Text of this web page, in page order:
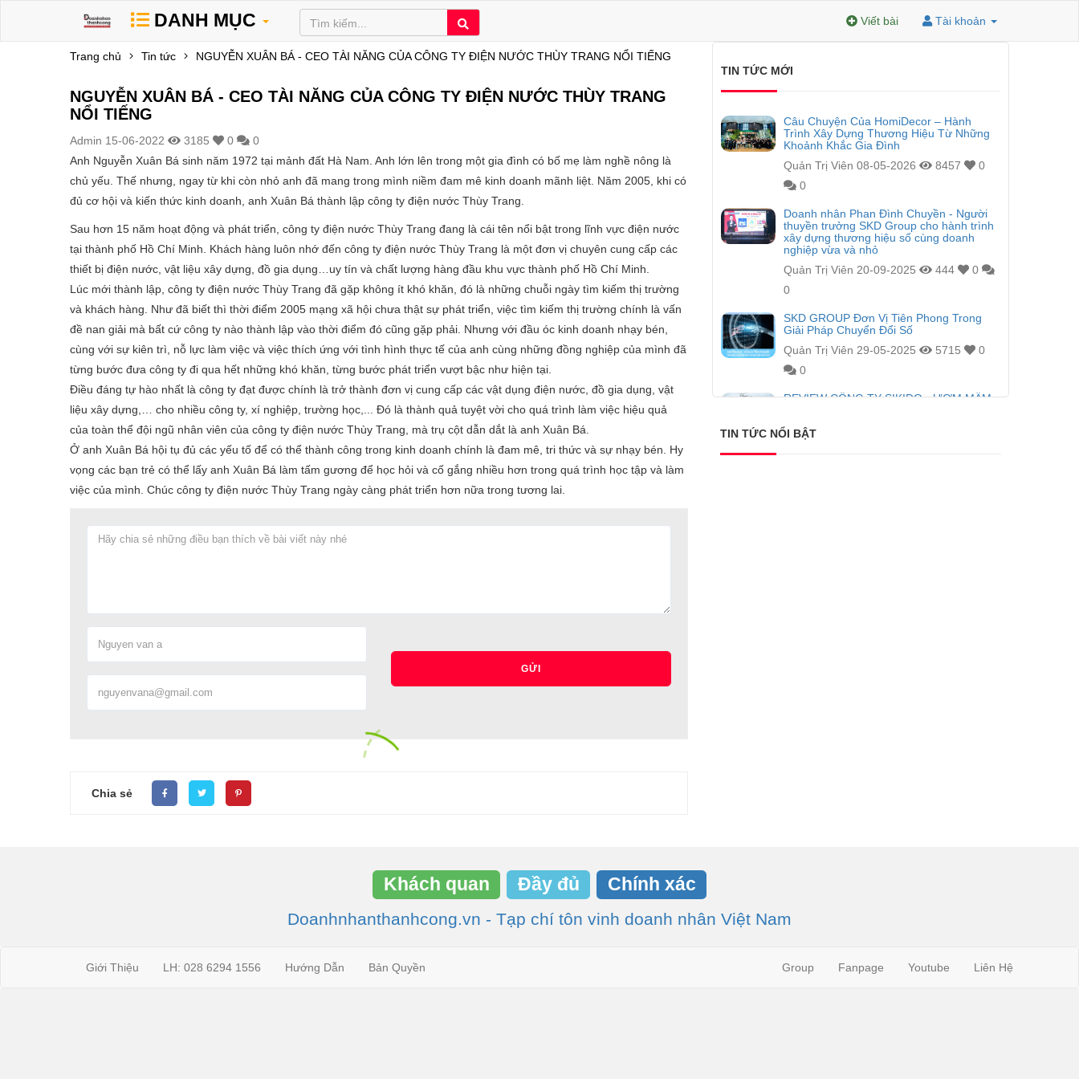
DANH MỤC Viết bài Tài khoản
Trang chủ Tin tức NGUYỄN XUÂN BÁ - CEO TÀI NĂNG CỦA CÔNG TY ĐIỆN NƯỚC THÙY TRANG NỔI TIẾNG
NGUYỄN XUÂN BÁ - CEO TÀI NĂNG CỦA CÔNG TY ĐIỆN NƯỚC THÙY TRANG
NỔI TIẾNG
Admin 15-06-2022 3185 0
0
Anh Nguyễn Xuân Bá sinh năm 1972 tại mảnh đất Hà Nam. Anh lớn lên trong một gia đình có bố mẹ làm nghề nông là
chủ yếu. Thế nhưng, ngay từ khi còn nhỏ anh đã mang trong mình niềm đam mê kinh doanh mãnh liệt. Năm 2005, khi có
đủ cơ hội và kiến thức kinh doanh, anh Xuân Bá thành lập công ty điện nước Thùy Trang.
Sau hơn 15 năm hoạt động và phát triển, công ty điện nước Thùy Trang đang là cái tên nổi bật trong lĩnh vực điện nước
tại thành phố Hồ Chí Minh. Khách hàng luôn nhớ đến công ty điện nước Thùy Trang là một đơn vị chuyên cung cấp các
thiết bị điện nước, vật liệu xây dựng, đồ gia dụng…uy tín và chất lượng hàng đầu khu vực thành phố Hồ Chí Minh.
Lúc mới thành lập, công ty điện nước Thùy Trang đã gặp không ít khó khăn, đó là những chuỗi ngày tìm kiếm thị trường
và khách hàng. Như đã biết thì thời điểm 2005 mạng xã hội chưa thật sự phát triển, việc tìm kiếm thị trường chính là vấn
đề nan giải mà bất cứ công ty nào thành lập vào thời điểm đó cũng gặp phải. Nhưng với đầu óc kinh doanh nhạy bén,
cùng với sự kiên trì, nỗ lực làm việc và việc thích ứng với tình hình thực tế của anh cùng những đồng nghiệp của mình đã
từng bước đưa công ty đi qua hết những khó khăn, từng bước phát triển vượt bậc như hiện tại.
Điều đáng tự hào nhất là công ty đạt được chính là trở thành đơn vị cung cấp các vật dụng điện nước, đồ gia dụng, vật
liệu xây dựng,… cho nhiều công ty, xí nghiệp, trường học,... Đó là thành quả tuyệt vời cho quá trình làm việc hiệu quả
của toàn thể đội ngũ nhân viên của công ty điện nước Thùy Trang, mà trụ cột dẫn dắt là anh Xuân Bá.
Ở anh Xuân Bá hội tụ đủ các yếu tố để có thể thành công trong kinh doanh chính là đam mê, tri thức và sự nhạy bén. Hy
vọng các bạn trẻ có thể lấy anh Xuân Bá làm tấm gương để học hỏi và cố gắng nhiều hơn trong quá trình học tập và làm
việc của mình. Chúc công ty điện nước Thùy Trang ngày càng phát triển hơn nữa trong tương lai.
GỬI
Chia sẻ
TIN TỨC MỚI
Câu Chuyện Của HomiDecor – Hành
Trình Xây Dựng Thương Hiệu Từ Những
Khoảnh Khắc Gia Đình
Quản Trị Viên 08-05-2026 8457
0
0
Doanh nhân Phan Đình Chuyền - Người
thuyền trưởng SKD Group cho hành trình
xây dựng thương hiệu số cùng doanh
nghiệp vừa và nhỏ
Quản Trị Viên 20-09-2025 444
0
0
SKD GROUP Đơn Vị Tiên Phong Trong
Giải Pháp Chuyển Đổi Số
Quản Trị Viên 29-05-2025 5715
0
0
REVIEW CÔNG TY SIKIDO - ƯƠM MẦM
Quản Trị Viên
TIN TỨC NỔI BẬT
Khách quan Đầy đủ Chính xác
Doanhnhanthanhcong.vn - Tạp chí tôn vinh doanh nhân Việt Nam
Giới Thiệu LH: 028 6294 1556 Hướng Dẫn Bản Quyền Group Fanpage Youtube Liên Hệ